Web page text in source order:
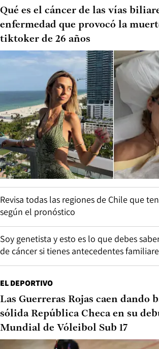
Qué es el cáncer de las vías
enfermedad que provocó la
tiktoker de 26 años
Revisa todas las regiones de Chile que
según el pronóstico
Soy genetista y esto es lo que debes
de cáncer si tienes antecedentes
EL DEPORTIVO
Las Guerreras Rojas caen dando
sólida República Checa en su
Mundial de Vóleibol Sub 17